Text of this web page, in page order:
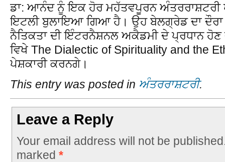
ਡਾ: ਆਨੰਦ ਨੂੰ ਇਕ ਹੋਰ ਮਹੱਤਵਪੂਰਨ ਅੰਤਰਰਾਸ਼ਟਰੀ
ਇਟਲੀ ਬੁਲਾਇਆ ਗਿਆ ਹੈ। ਉਹ ਬੇਲਗ੍ਰੇਡ ਦਾ
ਨੈਤਿਕਤਾ ਦੀ ਇੰਟਰਨੈਸ਼ਨਲ ਅਕੈਡਮੀ ਦੇ ਪ੍ਰਧਾਨ ਹੋਣ
ਵਿਖੇ The Dialectic of Spirituality and the
ਪੇਸ਼ਕਾਰੀ ਕਰਨਗੇ।
This entry was posted in ਅੰਤਰਰਾਸ਼ਟਰੀ.
Leave a Reply
Your email address will not be
marked *